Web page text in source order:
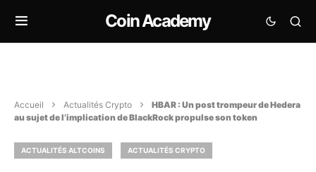
Coin Academy
Accueil Actualités Crypto
HBAR : Un post trompeur de Hedera
au sujet de l’implication de BlackRock propulse son token
ACTUALITÉS ALTCOINS ACTUALITÉS CRYPTO